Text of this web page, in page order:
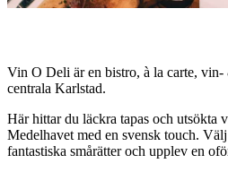
Vin O Deli är en bistro, à la carte,
centrala Karlstad.
Här hittar du läckra tapas och utsökta
Medelhavet med en svensk touch.
fantastiska smårätter och upplev en